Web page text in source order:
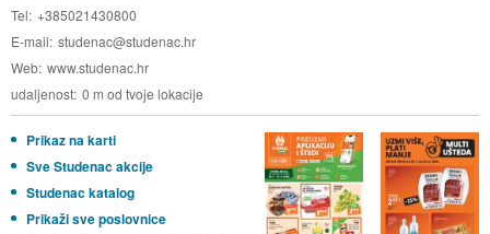
Tel +385021430800
E-mail studenac@studenac.hr
Web www.studenac.hr
udaljenost 0 m od tvoje lokacije
Prikaz na karti
Sve Studenac akcije
Studenac katalog
Prikaži sve poslovnice